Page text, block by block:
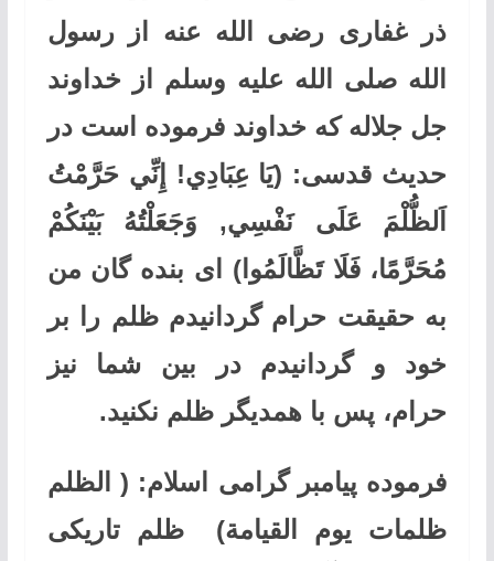
ذر غفاری رضی الله عنه از رسول
الله صلی الله علیه وسلم از خداوند
جل جلاله که خداوند فرموده است در
حدیث قدسی: (يَا عِبَادِي! إِنِّي حَرَّمْتُ
اَلظُّلْمَ عَلَى نَفْسِي, وَجَعَلْتُهُ بَيْنَكُمْ
مُحَرَّمًا، فَلَا تَظَّالَمُوا) ای بنده گان من
به حقیقت حرام گردانیدم ظلم را بر
خود و گردانیدم در بین شما نیز
حرام، پس با همدیگر ظلم نکنید.
فرموده پیامبر گرامی اسلام: ( الظلم
ظلمات یوم القیامة)
ظلم تاریکی